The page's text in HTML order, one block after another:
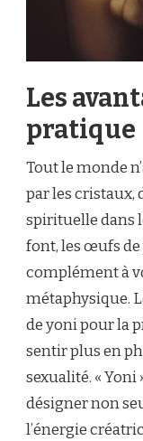
Les
pratique
Tout le monde
par les cristaux,
spirituelle dans
font, les œufs
complément à
métaphysique.
de yoni pour la
sentir plus en
sexualité. «
désigner non
l’énergie